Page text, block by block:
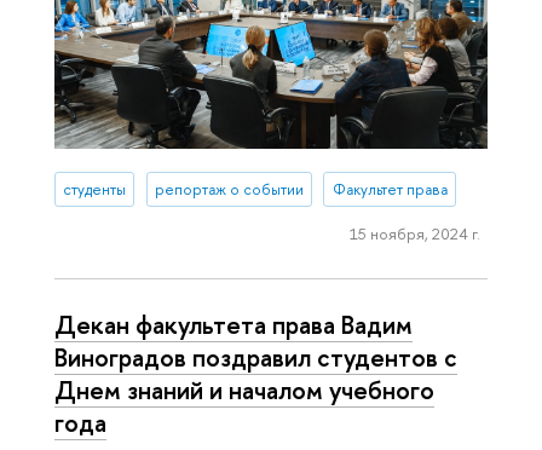
студенты репортаж о событии Факультет права
15 ноября, 2024 г.
Декан факультета права Вадим
Виноградов поздравил студентов с
Днем знаний и началом учебного
года